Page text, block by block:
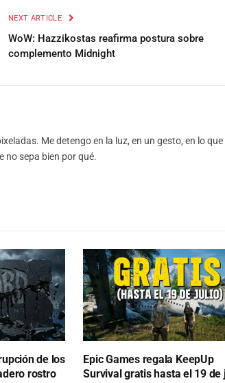
NEXT ARTICLE
WoW: Hazzikostas reafirma postura sobre
complemento Midnight
Me detengo en la luz, en un gesto, en lo que
no sepa bien por qué.
de los
rostro
Epic Games regala KeepUp
Survival gratis hasta el 19 de